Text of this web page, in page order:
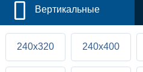
Вертикальные
240x320 240x400